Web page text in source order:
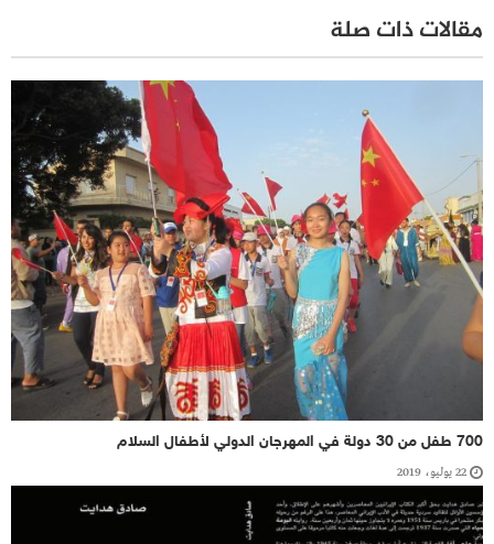
مقالات ذات صلة
700 طفل من 30 دولة في المهرجان الدولي لأطفال السلام
22 يوليو، 2019